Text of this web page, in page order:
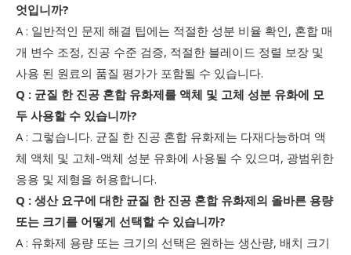
엇입니까?
A : 일반적인 문제 해결 팁에는 적절한 성분 비율 확인, 혼합 매
개 변수 조정, 진공 수준 검증, 적절한 블레이드 정렬 보장 및
사용 된 원료의 품질 평가가 포함될 수 있습니다.
Q : 균질 한 진공 혼합 유화제를 액체 및 고체 성분 유화에 모
두 사용할 수 있습니까?
A : 그렇습니다. 균질 한 진공 혼합 유화제는 다재다능하며 액
체 액체 및 고체-액체 성분 유화에 사용될 수 있으며, 광범위한
응용 및 제형을 허용합니다.
Q : 생산 요구에 대한 균질 한 진공 혼합 유화제의 올바른 용량
또는 크기를 어떻게 선택할 수 있습니까?
A : 유화제 용량 또는 크기의 선택은 원하는 생산량, 배치 크기